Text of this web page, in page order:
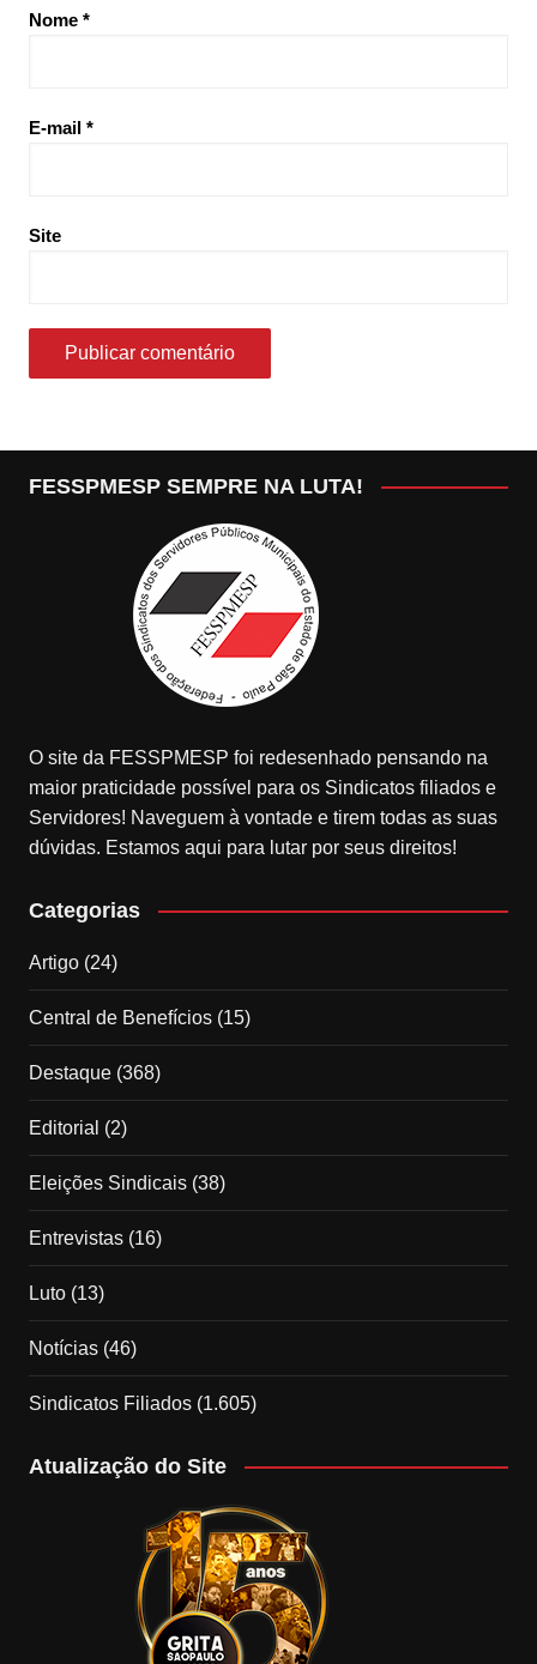
Nome *
E-mail *
Site
FESSPMESP SEMPRE NA LUTA!
O site da FESSPMESP foi redesenhado pensando na
maior praticidade possível para os Sindicatos filiados e
Servidores! Naveguem à vontade e tirem todas as suas
dúvidas. Estamos aqui para lutar por seus direitos!
Categorias
Artigo(24)
Central de Benefícios(15)
Destaque(368)
Editorial (2)
Eleições Sindicais(38)
Entrevistas(16)
Luto(13)
Notícias(46)
Sindicatos Filiados(1.605)
Atualização do Site